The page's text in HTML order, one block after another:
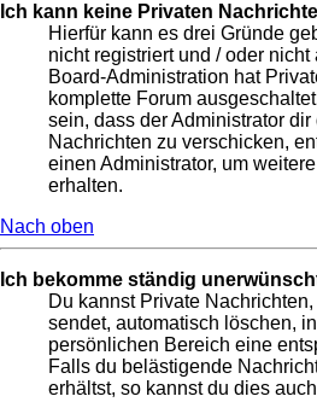
Ich kann keine Privaten
Hierfür kann es drei Gründe
nicht registriert und / oder
Board-Administration hat
komplette Forum
sein, dass der Administrator
Nachrichten zu verschicken,
einen Administrator, um
erhalten.
Nach oben
Ich bekomme ständig
Du kannst Private
sendet, automatisch löschen,
persönlichen Bereich eine
Falls du belästigende
erhältst, so kannst du dies